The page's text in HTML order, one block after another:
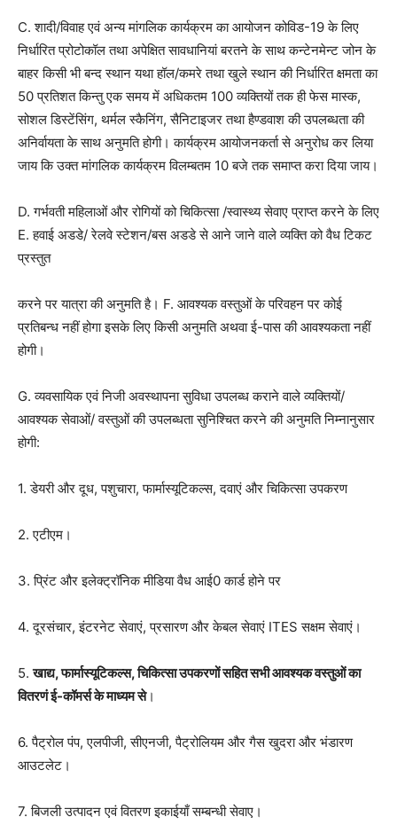
C. शादी/विवाह एवं अन्य मांगलिक कार्यक्रम का आयोजन कोविड-19 के लिए
निर्धारित प्रोटोकॉल तथा अपेक्षित सावधानियां बरतने के साथ कन्टेनमेन्ट जोन के
बाहर किसी भी बन्द स्थान यथा हॉल/कमरे तथा खुले स्थान की निर्धारित क्षमता का
50 प्रतिशत किन्तु एक समय में अधिकतम 100 व्यक्तियों तक ही फेस मास्क,
सोशल डिस्टेंसिंग, थर्मल स्कैनिंग, सैनिटाइजर तथा हैण्डवाश की उपलब्धता की
अनिर्वायता के साथ अनुमति होगी। कार्यक्रम आयोजनकर्ता से अनुरोध कर लिया
जाय कि उक्त मांगलिक कार्यक्रम विलम्बतम 10 बजे तक समाप्त करा दिया जाय।
D. गर्भवती महिलाओं और रोगियों को चिकित्सा /स्वास्थ्य सेवाए प्राप्त करने के लिए
E. हवाई अडडे/ रेलवे स्टेशन/बस अडडे से आने जाने वाले व्यक्ति को वैध टिकट
प्रस्तुत
करने पर यात्रा की अनुमति है। F. आवश्यक वस्तुओं के परिवहन पर कोई
प्रतिबन्ध नहीं होगा इसके लिए किसी अनुमति अथवा ई-पास की आवश्यकता नहीं
होगी।
G. व्यवसायिक एवं निजी अवस्थापना सुविधा उपलब्ध कराने वाले व्यक्तियों/
आवश्यक सेवाओं/ वस्तुओं की उपलब्धता सुनिश्चित करने की अनुमति निम्नानुसार
होगी:
1. डेयरी और दूध, पशुचारा, फार्मास्यूटिकल्स, दवाएं और चिकित्सा उपकरण
2. एटीएम।
3. प्रिंट और इलेक्ट्रॉनिक मीडिया वैध आई0 कार्ड होने पर
4. दूरसंचार, इंटरनेट सेवाएं, प्रसारण और केबल सेवाएं ITES सक्षम सेवाएं।
5.खाद्य, फार्मास्यूटिकल्स, चिकित्सा उपकरणों सहित सभी आवश्यक वस्तुओं का
वितरणं ई-कॉमर्स के माध्यम से।
6. पैट्रोल पंप, एलपीजी, सीएनजी, पैट्रोलियम और गैस खुदरा और भंडारण
आउटलेट।
7. बिजली उत्पादन एवं वितरण इकाईयाँ सम्बन्धी सेवाए।